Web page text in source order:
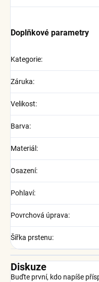
Doplňkové parametry
Kategorie:
Záruka:
Velikost:
Barva:
Materiál :
Osazení:
Pohlaví:
Povrchová úprava:
Šířka prstenu:
Diskuze
Buďte první, kdo napíše